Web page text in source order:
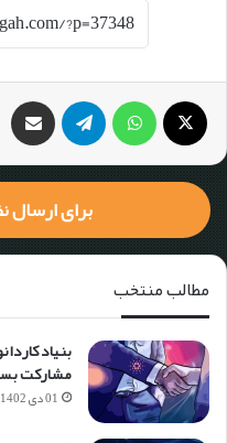
برای ارسال
مطالب منتخب
بنیاد
مشارکت
01 دی 1402